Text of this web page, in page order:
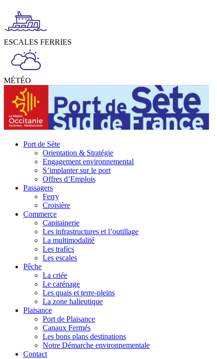
ESCALES FERRIES
MÉTÉO
Port de Sète
Orientation & Stratégie
Engagement environnemental
S’implanter sur le port
Offres d’Emplois
Passagers
Ferry
Croisière
Commerce
Capitainerie
Les infrastructures et l’outillage
La multimodalité
Les trafics
Les escales
Pêche
La criée
Le carénage
Les quais et terre-pleins
La zone halieutique
Plaisance
Port de Plaisance
Canaux Fermés
Les bons plans destinations
Notre Démarche environnementale
Contact